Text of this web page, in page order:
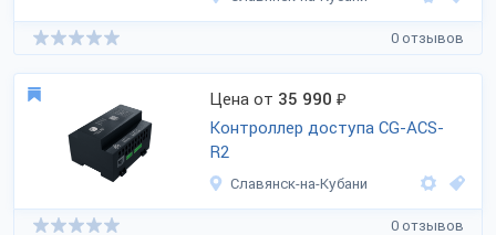
0 отзывов
Цена от 35 990 ₽
Контроллер доступа CG-ACS-
R2
Славянск-на-Кубани
0 отзывов